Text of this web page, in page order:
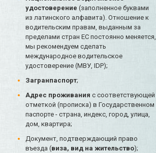
удостоверение (заполненное буквами
из латинского алфавита). Отношение к
водительским правам, выданным за
пределами стран ЕС постоянно меняется,
мы рекомендуем сделать
международное водительское
удостоверение (МВУ, IDP);
Загранпаспорт;
Адрес проживания с соответствующей
отметкой (прописка) в Государственном
паспорте - страна, индекс, город, улица,
дом, квартира;
Документ, подтверждающий право
въезда (виза, вид на жительство);